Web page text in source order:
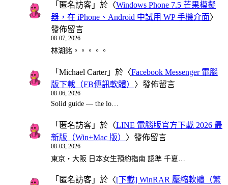
「 匿名訪客 」於〈Windows Phone 7.5 芒果模擬
器，在 iPhone、Android 中試用 WP 手機介面〉
發佈留言
08-07, 2026
林湖銘。。。。。
「 Michael Carter」於〈Facebook Messenger 電腦
版下載（FB傳訊軟體） 〉發佈留言
08-06, 2026
Solid guide — the lo…
「 匿名訪客 」於〈LINE 電腦版官方下載 2026 最
新版（Win+Mac 版） 〉發佈留言
08-03, 2026
東京・大阪 日本女生預約指南 認準 千夏…
「 匿名訪客 」於〈[下載] WinRAR 壓縮軟體（繁